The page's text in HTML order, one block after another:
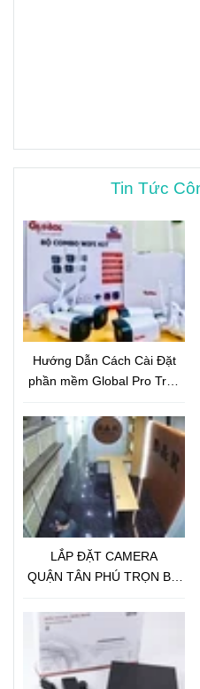
Tin Tức
Hướng Dẫn Cách Cài Đặt
phần mềm Global Pro Trên
LẮP ĐẶT CAMERA
QUẬN TÂN PHÚ TRỌN BỘ
Megapixel